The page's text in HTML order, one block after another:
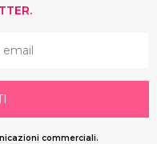
commerciali.